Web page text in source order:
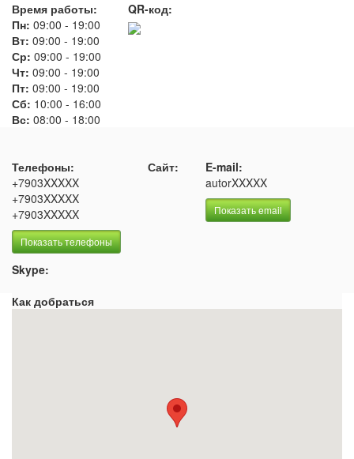
Время работы:
Пн: 09:00 - 19:00
Вт: 09:00 - 19:00
Ср: 09:00 - 19:00
Чт: 09:00 - 19:00
Пт: 09:00 - 19:00
Сб: 10:00 - 16:00
Вс: 08:00 - 18:00
QR-код:
Телефоны:
+7903XXXXX
+7903XXXXX
+7903XXXXX
Показать телефоны
Сайт:
E-mail:
autorXXXXX
Показать email
Skype:
Как добраться